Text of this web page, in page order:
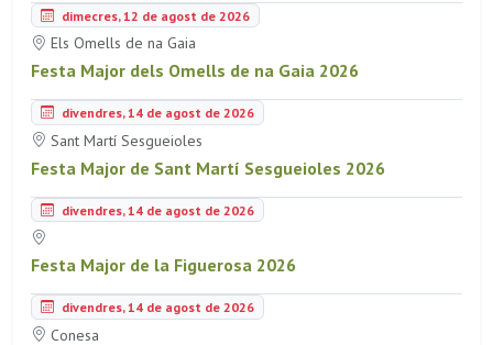
dimecres, 12 de agost de 2026
Els Omells de na Gaia
Festa Major dels Omells de na Gaia 2026
divendres, 14 de agost de 2026
Sant Martí Sesgueioles
Festa Major de Sant Martí Sesgueioles 2026
divendres, 14 de agost de 2026
Festa Major de la Figuerosa 2026
divendres, 14 de agost de 2026
Conesa